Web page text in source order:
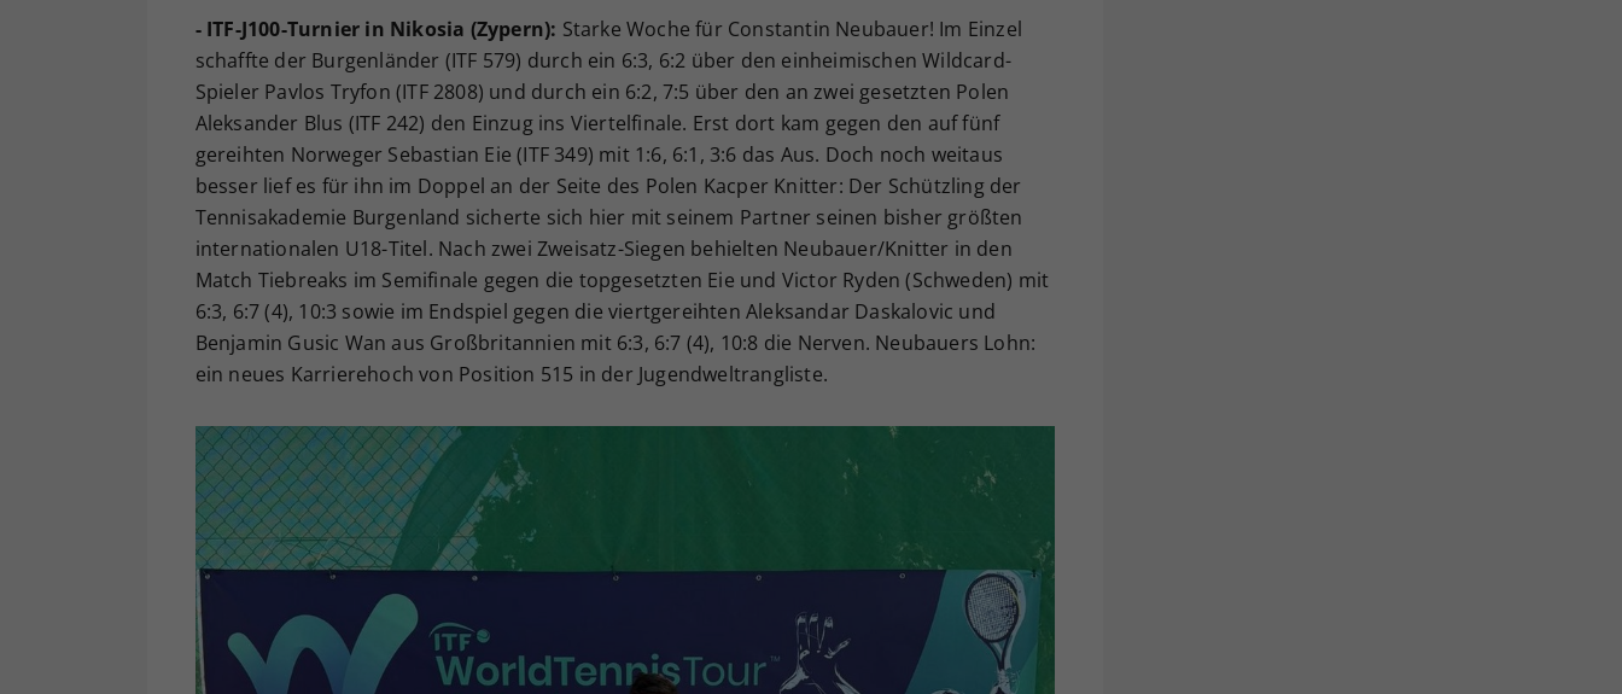
- ITF-J100-Turnier in Nikosia (Zypern): Starke Woche für Constantin Neubauer! Im Einzel
schaffte der Burgenländer (ITF 579) durch ein 6:3, 6:2 über den einheimischen Wildcard-
Spieler Pavlos Tryfon (ITF 2808) und durch ein 6:2, 7:5 über den an zwei gesetzten Polen
Aleksander Blus (ITF 242) den Einzug ins Viertelfinale. Erst dort kam gegen den auf fünf
gereihten Norweger Sebastian Eie (ITF 349) mit 1:6, 6:1, 3:6 das Aus. Doch noch weitaus
besser lief es für ihn im Doppel an der Seite des Polen Kacper Knitter: Der Schützling der
Tennisakademie Burgenland sicherte sich hier mit seinem Partner seinen bisher größten
internationalen U18-Titel. Nach zwei Zweisatz-Siegen behielten Neubauer/Knitter in den
Match Tiebreaks im Semifinale gegen die topgesetzten Eie und Victor Ryden (Schweden) mit
6:3, 6:7 (4), 10:3 sowie im Endspiel gegen die viertgereihten Aleksandar Daskalovic und
Benjamin Gusic Wan aus Großbritannien mit 6:3, 6:7 (4), 10:8 die Nerven. Neubauers Lohn:
ein neues Karrierehoch von Position 515 in der Jugendweltrangliste.